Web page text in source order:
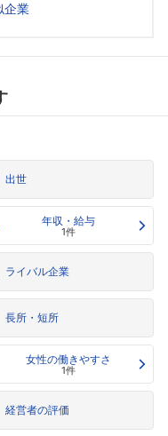
企業
出世
年収・給与
1件
ライバル企業
長所・短所
女性の働きやすさ
1件
経営者の評価